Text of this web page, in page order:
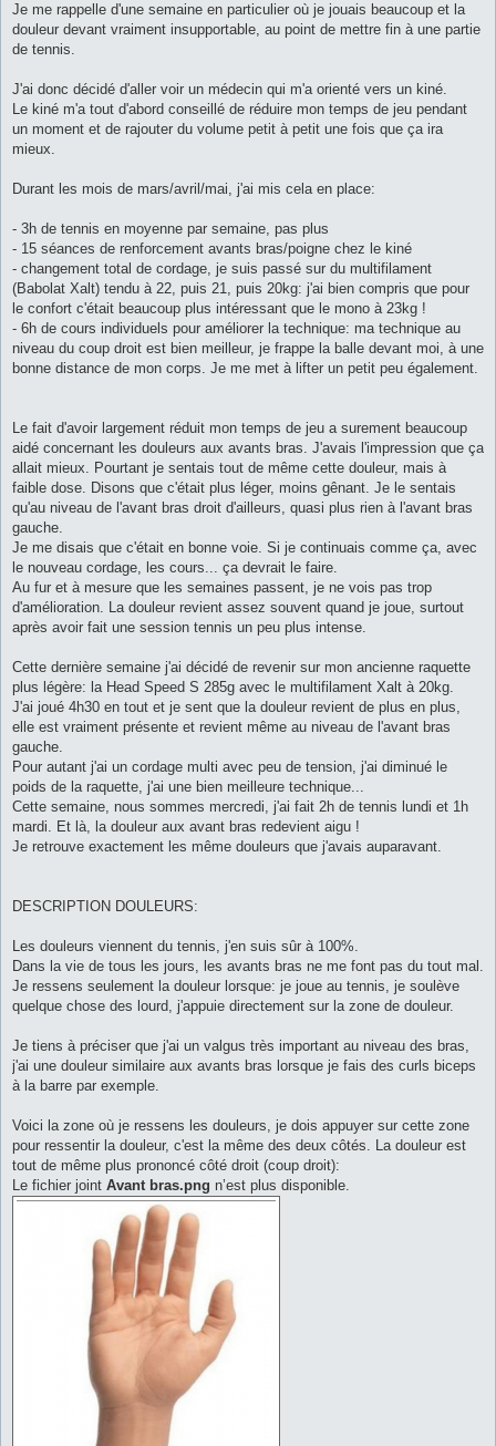
Je me rappelle d'une semaine en particulier où je jouais beaucoup et la
douleur devant vraiment insupportable, au point de mettre fin à une partie
de tennis.
J'ai donc décidé d'aller voir un médecin qui m'a orienté vers un kiné.
Le kiné m'a tout d'abord conseillé de réduire mon temps de jeu pendant
un moment et de rajouter du volume petit à petit une fois que ça ira
mieux.
Durant les mois de mars/avril/mai, j'ai mis cela en place:
- 3h de tennis en moyenne par semaine, pas plus
- 15 séances de renforcement avants bras/poigne chez le kiné
- changement total de cordage, je suis passé sur du multifilament
(Babolat Xalt) tendu à 22, puis 21, puis 20kg: j'ai bien compris que pour
le confort c'était beaucoup plus intéressant que le mono à 23kg !
- 6h de cours individuels pour améliorer la technique: ma technique au
niveau du coup droit est bien meilleur, je frappe la balle devant moi, à une
bonne distance de mon corps. Je me met à lifter un petit peu également.
Le fait d'avoir largement réduit mon temps de jeu a surement beaucoup
aidé concernant les douleurs aux avants bras. J'avais l'impression que ça
allait mieux. Pourtant je sentais tout de même cette douleur, mais à
faible dose. Disons que c'était plus léger, moins gênant. Je le sentais
qu'au niveau de l'avant bras droit d'ailleurs, quasi plus rien à l'avant bras
gauche.
Je me disais que c'était en bonne voie. Si je continuais comme ça, avec
le nouveau cordage, les cours... ça devrait le faire.
Au fur et à mesure que les semaines passent, je ne vois pas trop
d'amélioration. La douleur revient assez souvent quand je joue, surtout
après avoir fait une session tennis un peu plus intense.
Cette dernière semaine j'ai décidé de revenir sur mon ancienne raquette
plus légère: la Head Speed S 285g avec le multifilament Xalt à 20kg.
J'ai joué 4h30 en tout et je sent que la douleur revient de plus en plus,
elle est vraiment présente et revient même au niveau de l'avant bras
gauche.
Pour autant j'ai un cordage multi avec peu de tension, j'ai diminué le
poids de la raquette, j'ai une bien meilleure technique...
Cette semaine, nous sommes mercredi, j'ai fait 2h de tennis lundi et 1h
mardi. Et là, la douleur aux avant bras redevient aigu !
Je retrouve exactement les même douleurs que j'avais auparavant.
DESCRIPTION DOULEURS:
Les douleurs viennent du tennis, j'en suis sûr à 100%.
Dans la vie de tous les jours, les avants bras ne me font pas du tout mal.
Je ressens seulement la douleur lorsque: je joue au tennis, je soulève
quelque chose des lourd, j'appuie directement sur la zone de douleur.
Je tiens à préciser que j'ai un valgus très important au niveau des bras,
j'ai une douleur similaire aux avants bras lorsque je fais des curls biceps
à la barre par exemple.
Voici la zone où je ressens les douleurs, je dois appuyer sur cette zone
pour ressentir la douleur, c'est la même des deux côtés. La douleur est
tout de même plus prononcé côté droit (coup droit):
Le fichier joint Avant bras.png n’est plus disponible.